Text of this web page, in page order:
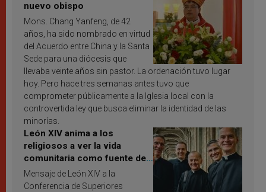
nuevo obispo
Mons. Chang Yanfeng, de 42
años, ha sido nombrado en virtud
del Acuerdo entre China y la Santa
Sede para una diócesis que
llevaba veinte años sin pastor. La ordenación tuvo lugar
hoy. Pero hace tres semanas antes tuvo que
comprometer públicamente a la Iglesia local con la
controvertida ley que busca eliminar la identidad de las
minorías.
León XIV anima a los
religiosos a ver la vida
comunitaria como fuente de
inspiración y santificación
Mensaje de León XIV a la
Conferencia de Superiores